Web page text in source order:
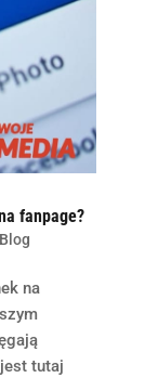
fanpage?
Blog
na
tutaj